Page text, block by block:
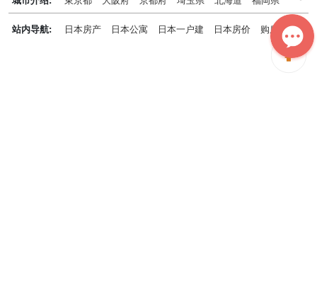
千葉県
兵庫県
神奈川県
站内导航:
日本房产 日本公寓 日本一户建 日本房价
购房知识